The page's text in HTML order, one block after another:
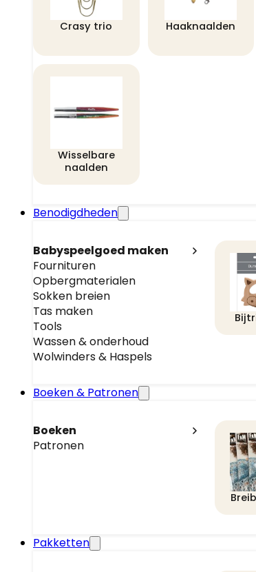
Crasy trio Haaknaalden
Wisselbare
naalden
Benodigdheden
Babyspeelgoed maken
Fournituren
Opbergmaterialen
Sokken breien
Tas maken
Tools
Wassen & onderhoud
Wolwinders & Haspels
Boeken & Patronen
Boeken
Patronen
Pakketten